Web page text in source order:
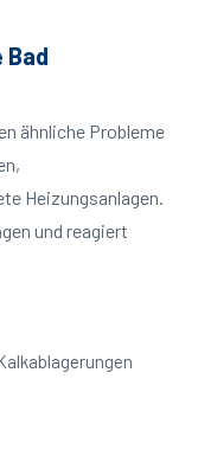
ähnliche Probleme
Heizungsanlagen.
und reagiert